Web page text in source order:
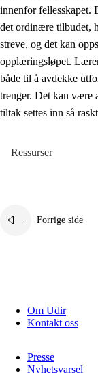
innenfor fellesskapet.
det ordinære tilbudet,
streve, og det kan
opplæringsløpet.
både til å avdekke
trenger. Det kan være
tiltak settes inn så
Ressurser
Forrige side
Om Udir
Kontakt oss
Presse
Nyhetsvarsel